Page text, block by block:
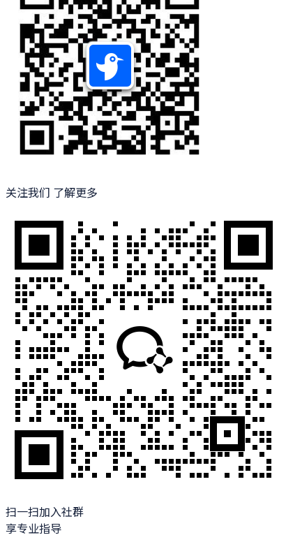
关注我们 了解更多
扫一扫加入社群
享专业指导